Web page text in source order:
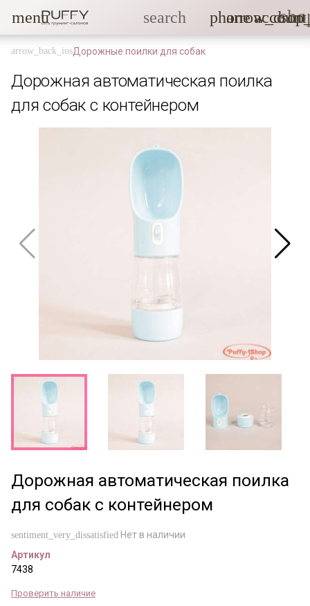
menu search phone
Дорожные поилки для собак
Дорожная автоматическая поилка
для собак с контейнером
Дорожная автоматическая поилка
для собак с контейнером
sentiment_very_dissatisfied Нет в наличии
Артикул
7438
Проверить наличие